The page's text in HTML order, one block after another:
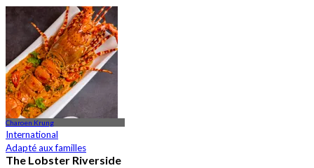
Charoen Krung
International
Adapté aux familles
The Lobster Riverside